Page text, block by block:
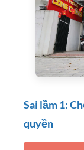
Sai lầm 1:
quyền